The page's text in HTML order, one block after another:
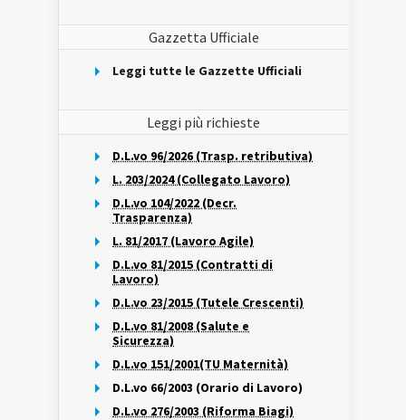
Gazzetta Ufficiale
Leggi tutte le Gazzette Ufficiali
Leggi più richieste
D.L.vo 96/2026 (Trasp. retributiva)
L. 203/2024 (Collegato Lavoro)
D.L.vo 104/2022 (Decr.
Trasparenza)
L. 81/2017 (Lavoro Agile)
D.L.vo 81/2015 (Contratti di
Lavoro)
D.L.vo 23/2015 (Tutele Crescenti)
D.L.vo 81/2008 (Salute e
Sicurezza)
D.L.vo 151/2001(TU Maternità)
D.L.vo 66/2003 (Orario di Lavoro)
D.L.vo 276/2003 (Riforma Biagi)